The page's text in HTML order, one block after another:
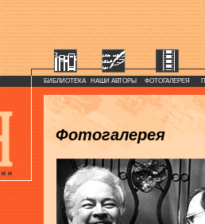
БИБЛИОТЕКА НАШИ АВТОРЫ ФОТОГАЛЕРЕЯ
Фотогалерея